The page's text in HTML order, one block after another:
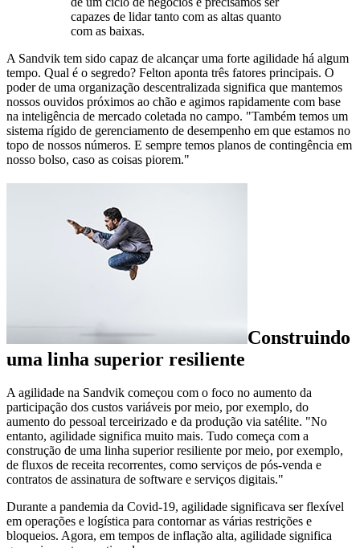
capazes de lidar tanto com as altas quanto
com as baixas.
A Sandvik tem sido capaz de alcançar uma forte agilidade há algum
tempo. Qual é o segredo? Felton aponta três fatores principais. O
poder de uma organização descentralizada significa que mantemos
nossos ouvidos próximos ao chão e agimos rapidamente com base
na inteligência de mercado coletada no campo. "Também temos um
sistema rígido de gerenciamento de desempenho em que estamos no
topo de nossos números. E sempre temos planos de contingência em
nosso bolso, caso as coisas piorem."
Construindo
uma linha superior resiliente
A agilidade na Sandvik começou com o foco no aumento da
participação dos custos variáveis por meio, por exemplo, do
aumento do pessoal terceirizado e da produção via satélite. "No
entanto, agilidade significa muito mais. Tudo começa com a
construção de uma linha superior resiliente por meio, por exemplo,
de fluxos de receita recorrentes, como serviços de pós-venda e
contratos de assinatura de software e serviços digitais."
Durante a pandemia da Covid-19, agilidade significava ser flexível
em operações e logística para contornar as várias restrições e
bloqueios. Agora, em tempos de inflação alta, agilidade significa